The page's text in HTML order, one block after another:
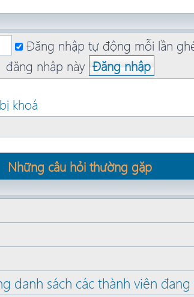
Đăng nhập tự động mỗi lần
đăng nhập này
khoá
Những câu hỏi thường gặp
danh sách các thành viên